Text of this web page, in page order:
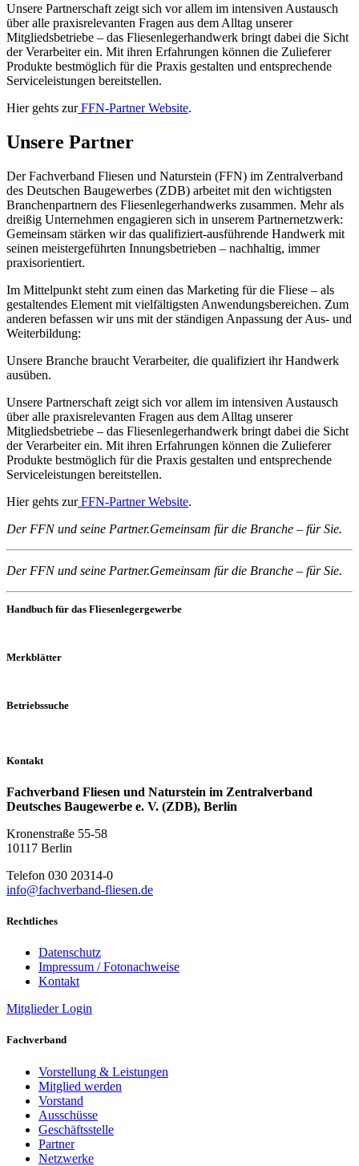
Unsere Partnerschaft zeigt sich vor allem im intensiven Austausch
über alle praxisrelevanten Fragen aus dem Alltag unserer
Mitgliedsbetriebe – das Fliesenlegerhandwerk bringt dabei die Sicht
der Verarbeiter ein. Mit ihren Erfahrungen können die Zulieferer
Produkte bestmöglich für die Praxis gestalten und entsprechende
Serviceleistungen bereitstellen.
Hier gehts zurFFN-Partner Website.
Unsere Partner
Der Fachverband Fliesen und Naturstein (FFN) im Zentralverband
des Deutschen Baugewerbes (ZDB) arbeitet mit den wichtigsten
Branchenpartnern des Fliesenlegerhandwerks zusammen. Mehr als
dreißig Unternehmen engagieren sich in unserem Partnernetzwerk:
Gemeinsam stärken wir das qualifiziert-ausführende Handwerk mit
seinen meistergeführten Innungsbetrieben – nachhaltig, immer
praxisorientiert.
Im Mittelpunkt steht zum einen das Marketing für die Fliese – als
gestaltendes Element mit vielfältigsten Anwendungsbereichen. Zum
anderen befassen wir uns mit der ständigen Anpassung der Aus- und
Weiterbildung:
Unsere Branche braucht Verarbeiter, die qualifiziert ihr Handwerk
ausüben.
Unsere Partnerschaft zeigt sich vor allem im intensiven Austausch
über alle praxisrelevanten Fragen aus dem Alltag unserer
Mitgliedsbetriebe – das Fliesenlegerhandwerk bringt dabei die Sicht
der Verarbeiter ein. Mit ihren Erfahrungen können die Zulieferer
Produkte bestmöglich für die Praxis gestalten und entsprechende
Serviceleistungen bereitstellen.
Hier gehts zurFFN-Partner Website.
Der FFN und seine Partner.Gemeinsam für die Branche – für Sie.
Der FFN und seine Partner.Gemeinsam für die Branche – für Sie.
Handbuch für das Fliesenlegergewerbe
Merkblätter
Betriebssuche
Kontakt
Fachverband Fliesen und Naturstein im Zentralverband
Deutsches Baugewerbe e. V. (ZDB), Berlin
Kronenstraße 55-58
10117 Berlin
Telefon 030 20314-0
info@fachverband-fliesen.de
Rechtliches
Datenschutz
Impressum / Fotonachweise
Kontakt
Mitglieder Login
Fachverband
Vorstellung & Leistungen
Mitglied werden
Vorstand
Ausschüsse
Geschäftsstelle
Partner
Netzwerke